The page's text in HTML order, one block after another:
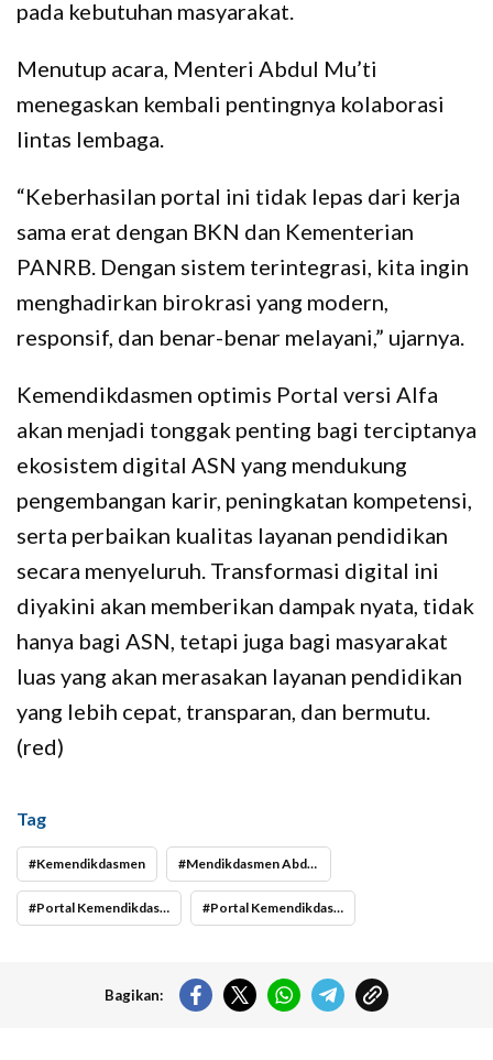
pada kebutuhan masyarakat.
Menutup acara, Menteri Abdul Mu’ti
menegaskan kembali pentingnya kolaborasi
lintas lembaga.
“Keberhasilan portal ini tidak lepas dari kerja
sama erat dengan BKN dan Kementerian
PANRB. Dengan sistem terintegrasi, kita ingin
menghadirkan birokrasi yang modern,
responsif, dan benar-benar melayani,” ujarnya.
Kemendikdasmen optimis Portal versi Alfa
akan menjadi tonggak penting bagi terciptanya
ekosistem digital ASN yang mendukung
pengembangan karir, peningkatan kompetensi,
serta perbaikan kualitas layanan pendidikan
secara menyeluruh. Transformasi digital ini
diyakini akan memberikan dampak nyata, tidak
hanya bagi ASN, tetapi juga bagi masyarakat
luas yang akan merasakan layanan pendidikan
yang lebih cepat, transparan, dan bermutu.
(red)
Tag
Kemendikdasmen Mendikdasmen Abdul Mu’ti
Portal Kemendikdasmen Portal Kemendikdasmen versi Alfa
Bagikan: